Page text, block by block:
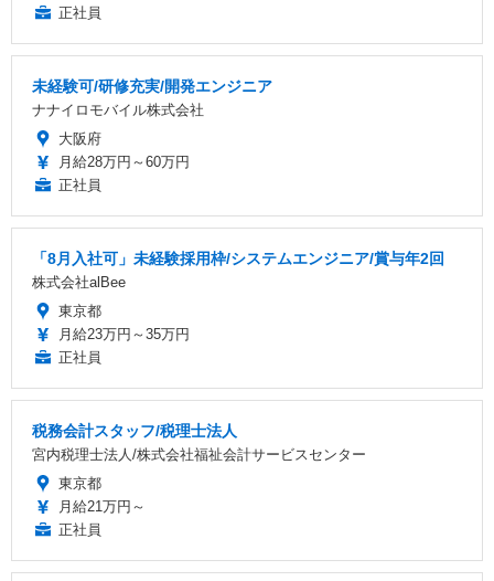
正社員
未経験可/研修充実/開発エンジニア
ナナイロモバイル株式会社
大阪府
月給28万円～60万円
正社員
「8月入社可」未経験採用枠/システムエンジニア/賞与年2回
株式会社alBee
東京都
月給23万円～35万円
正社員
税務会計スタッフ/税理士法人
宮内税理士法人/株式会社福祉会計サービスセンター
東京都
月給21万円～
正社員